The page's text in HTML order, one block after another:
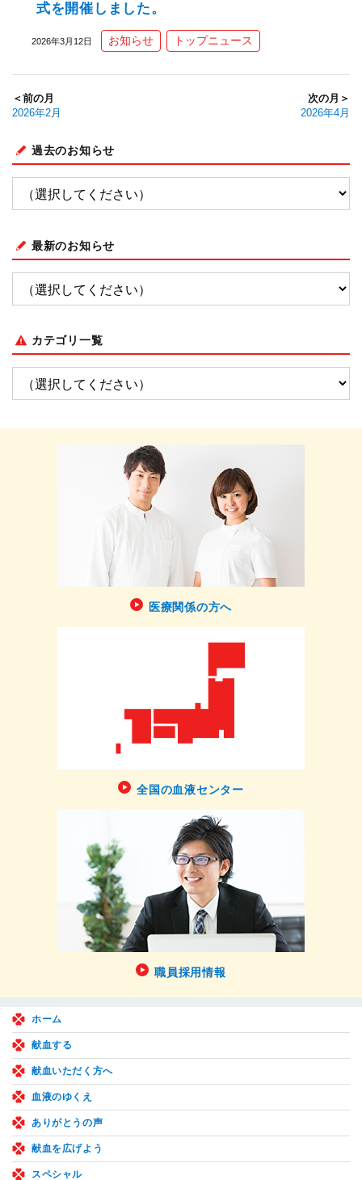
式を開催しました。
2026年3月12日 お知らせ トップニュース
＜前の月
2026年2月
次の月＞
2026年4月
過去のお知らせ
最新のお知らせ
カテゴリ一覧
医療関係の方へ
全国の血液センター
職員採用情報
ホーム
献血する
献血いただく方へ
血液のゆくえ
ありがとうの声
献血を広げよう
スペシャル